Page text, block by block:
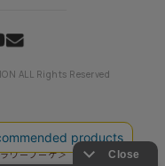
ALL Rights Reserved
ワーブーケ＞